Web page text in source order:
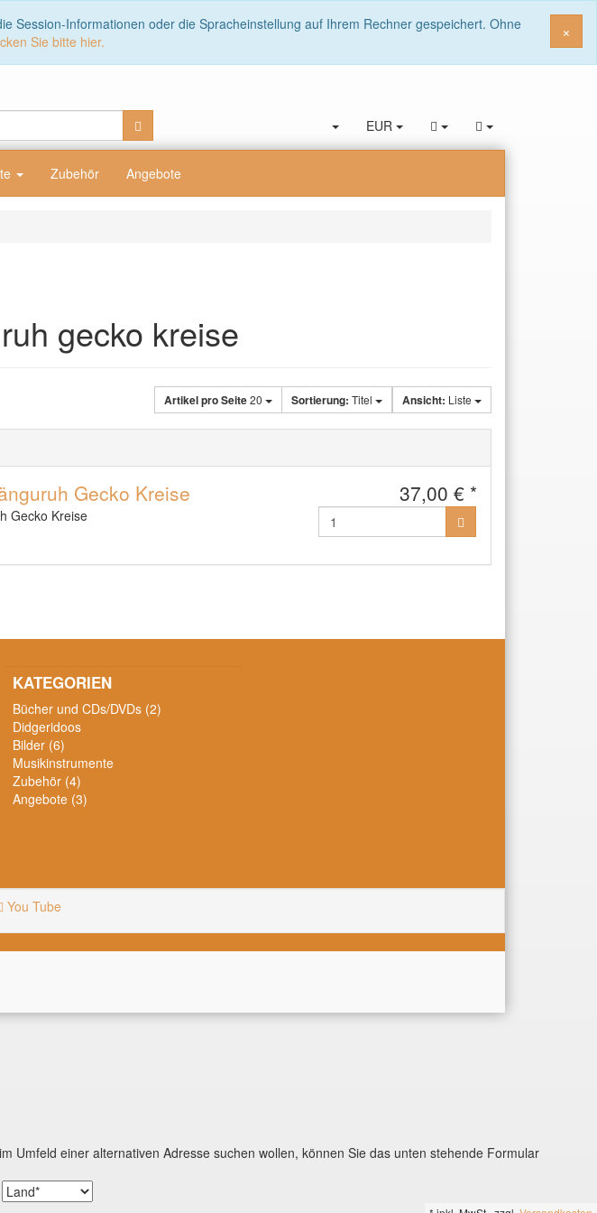
×
Session-Informationen oder die Spracheinstellung auf Ihrem Rechner gespeichert. Ohne
Sie bitte hier.
EUR
Zubehör Angebote
gecko kreise
Ansicht: Liste
Sortierung: Titel
Artikel pro Seite20
Gecko Kreise
Gecko Kreise
37,00 € *
KATEGORIEN
Bücher und CDs/DVDs (2)
Didgeridoos
Bilder (6)
Musikinstrumente
Zubehör (4)
Angebote (3)
You Tube
Umfeld einer alternativen Adresse suchen wollen, können Sie das unten stehende Formular